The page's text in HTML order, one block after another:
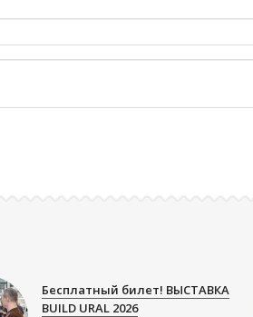
Бесплатный билет! ВЫСТАВКА
BUILD URAL 2026